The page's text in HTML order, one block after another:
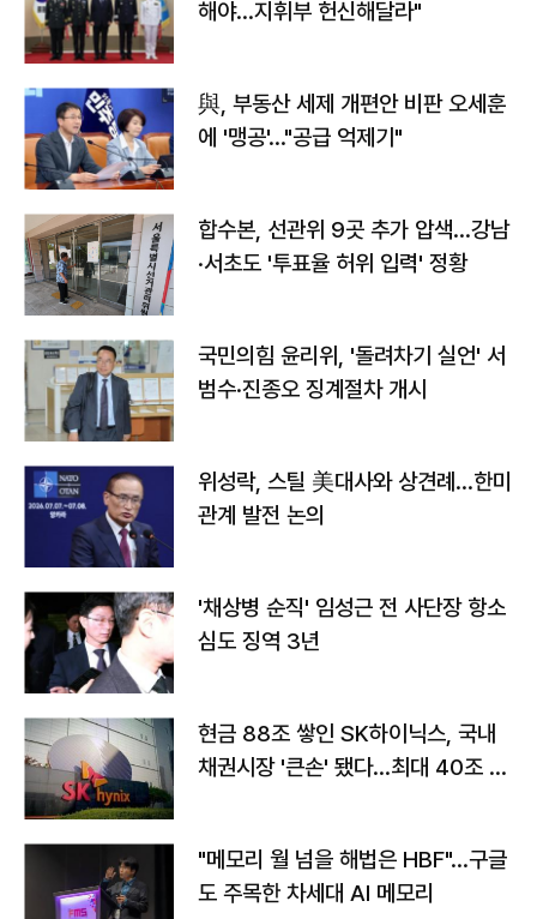
해야…지휘부 헌신해달라"
與, 부동산 세제 개편안 비판 오세훈
에 '맹공'…"공급 억제기"
합수본, 선관위 9곳 추가 압색…강남
·서초도 '투표율 허위 입력' 정황
국민의힘 윤리위, '돌려차기 실언' 서
범수·진종오 징계절차 개시
위성락, 스틸 美대사와 상견례…한미
관계 발전 논의
'채상병 순직' 임성근 전 사단장 항소
심도 징역 3년
현금 88조 쌓인 SK하이닉스, 국내
채권시장 '큰손' 됐다…최대 40조 투
"메모리 월 넘을 해법은 HBF"…구글
도 주목한 차세대 AI 메모리